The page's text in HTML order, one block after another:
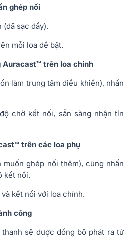
ghép nối
(đã sạc đầy).
mỗi loa để bật.
Auracast™ trên loa chính
làm trung tâm điều khiển), nhấn
chờ kết nối, sẵn sàng nhận tín
trên các loa phụ
ghép nối thêm), cũng nhấn
kết nối.
kết nối với loa chính.
công
sẽ được đồng bộ phát ra từ